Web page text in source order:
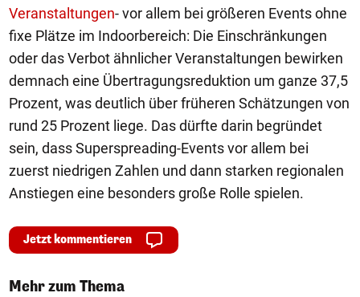
Veranstaltungen- vor allem bei größeren Events ohne
fixe Plätze im Indoorbereich: Die Einschränkungen
oder das Verbot ähnlicher Veranstaltungen bewirken
demnach eine Übertragungsreduktion um ganze 37,5
Prozent, was deutlich über früheren Schätzungen von
rund 25 Prozent liege. Das dürfte darin begründet
sein, dass Superspreading-Events vor allem bei
zuerst niedrigen Zahlen und dann starken regionalen
Anstiegen eine besonders große Rolle spielen.
Jetzt kommentieren
Mehr zum Thema